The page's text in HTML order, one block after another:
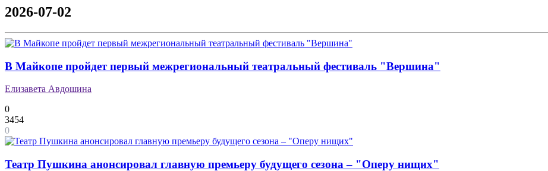
2026-07-02
В Майкопе пройдет первый межрегиональный театральный фестиваль "Вершина"
Елизавета Авдошина
0
3454
0
Театр Пушкина анонсировал главную премьеру будущего сезона – "Оперу нищих"